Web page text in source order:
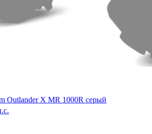
Outlander X MR 1000R серый